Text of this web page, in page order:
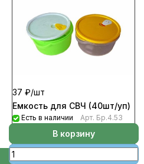
37 ₽/шт
Емкость для СВЧ (40шт/уп)
Есть в наличии Арт. Бр.4.53
В корзину